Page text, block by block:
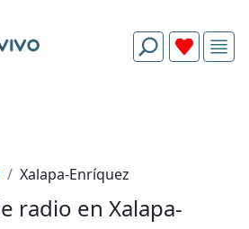
Xalapa-Enríquez
radio en Xalapa-